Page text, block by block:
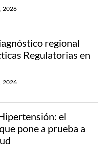
2026
regional
Regulatorias en
2026
el
pone a prueba a